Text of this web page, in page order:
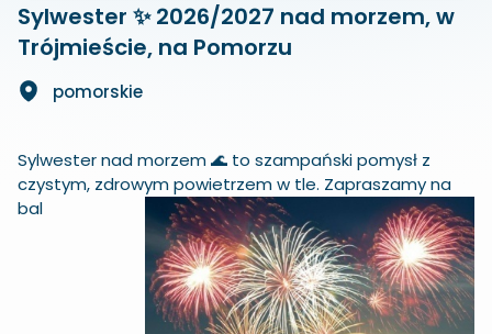
Sylwester ✨ 2026/2027 nad morzem, w
Trójmieście, na Pomorzu
pomorskie
Sylwester nad morzem 🌊 to szampański pomysł z
czystym, zdrowympowietrzem w tle. Zapraszamy na
bal